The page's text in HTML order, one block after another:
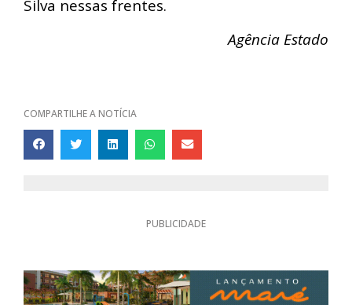
Silva nessas frentes.
Agência Estado
COMPARTILHE A NOTÍCIA
PUBLICIDADE